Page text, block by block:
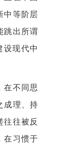
中等阶层
跳出所谓
设现代中
在不同思
成理、持
往往被反
在习惯于